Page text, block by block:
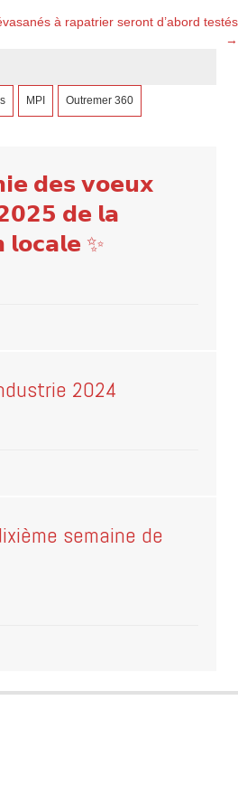
à rapatrier seront d’abord testés
→
MPI Outremer 360
𝗱𝗲𝘀 𝘃𝗼𝗲𝘂𝘅
𝗱𝗲 𝗹𝗮
✨
2024
semaine de